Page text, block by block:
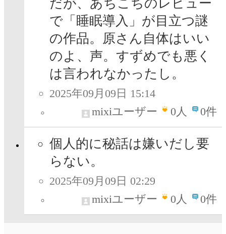
だが、あちこちのレビュー
で「睡眠導入」が目立つ謎
の作品。原さん自体はいい
のよ、声。すずめでも悪く
は言われなかったし。
2025年09月09日 15:14
mixiユーザー
0人 0件
個人的に秘話は嫌いだし要
らない。
2025年09月09日 02:29
mixiユーザー
0人 0件